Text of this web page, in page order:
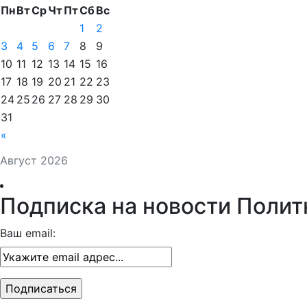
Август 2026
ПнВтСрЧтПтСбВс
«
1
2
3
4 5 6 7 8
9
10 11 12 13 14 15 16
17 18 19 20 21 22 23
24 25 26 27 28 29 30
31
Подписка на новости
Ваш email: